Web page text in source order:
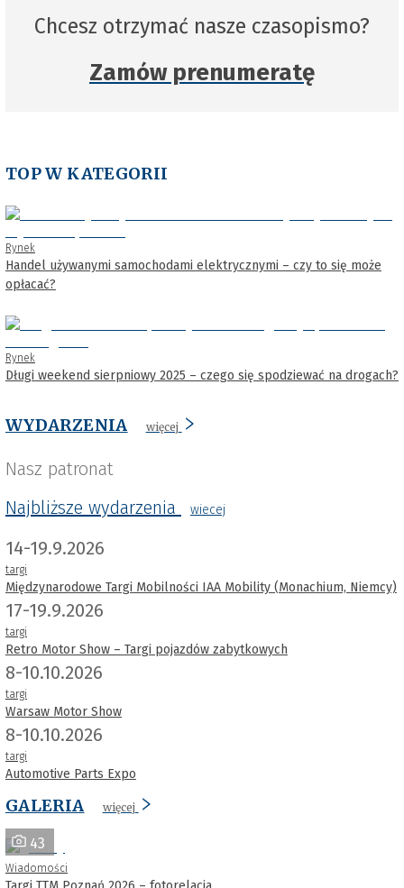
Chcesz otrzymać nasze czasopismo?
Zamów prenumeratę
TOP W KATEGORII
Rynek
Handel używanymi samochodami elektrycznymi – czy to się może
opłacać?
Rynek
Długi weekend sierpniowy 2025 – czego się spodziewać na drogach?
WYDARZENIA więcej
Nasz patronat
Najbliższe wydarzenia
wiecej
14-19.9.2026
targi
Międzynarodowe Targi Mobilności IAA Mobility (Monachium, Niemcy)
17-19.9.2026
targi
Retro Motor Show – Targi pojazdów zabytkowych
8-10.10.2026
targi
Warsaw Motor Show
8-10.10.2026
targi
Automotive Parts Expo
GALERIA więcej
43
Wiadomości